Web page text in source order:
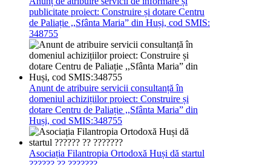
publicitate proiect: Construire și dotare Centru
de Paliație ,,Sfânta Maria” din Huși, cod SMIS:
348755
Anunt de atribuire servicii consultanță în
domeniul achizițiilor proiect: Construire și
dotare Centru de Paliație ,,Sfânta Maria” din
Huși, cod SMIS:348755
Asociația Filantropia Ortodoxă Huși dă startul